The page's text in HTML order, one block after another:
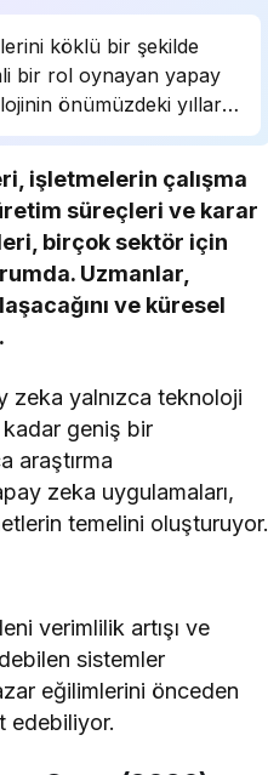
köklü bir şekilde
bir rol oynayan yapay
önümüzdeki yıllarda
işletmelerin çalışma
süreçleri ve karar
birçok sektör için
Uzmanlar,
ve küresel
zeka yalnızca teknoloji
geniş bir
araştırma
zeka uygulamaları,
temelini oluşturuyor.
verimlilik artışı ve
sistemler
eğilimlerini önceden
edebiliyor.